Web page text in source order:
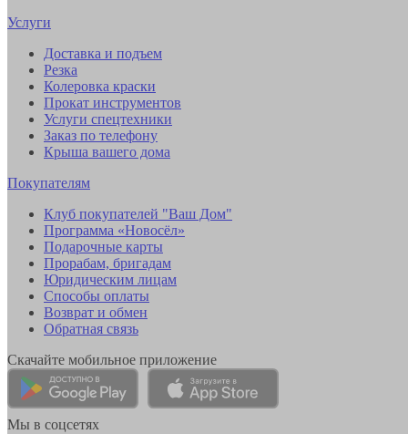
Услуги
Доставка и подъем
Резка
Колеровка краски
Прокат инструментов
Услуги спецтехники
Заказ по телефону
Крыша вашего дома
Покупателям
Клуб покупателей "Ваш Дом"
Программа «Новосёл»
Подарочные карты
Прорабам, бригадам
Юридическим лицам
Способы оплаты
Возврат и обмен
Обратная связь
Скачайте мобильное приложение
Мы в соцсетях